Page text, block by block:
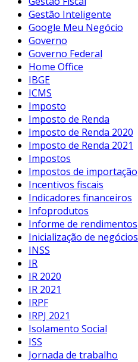
Gestão Inteligente
Google Meu Negócio
Governo
Governo Federal
Home Office
IBGE
ICMS
Imposto
Imposto de Renda
Imposto de Renda 2020
Imposto de Renda 2021
Impostos
Impostos de importação
Incentivos fiscais
Indicadores financeiros
Infoprodutos
Informe de rendimentos
Inicialização de negócios
INSS
IR
IR 2020
IR 2021
IRPF
IRPJ 2021
Isolamento Social
ISS
Jornada de trabalho